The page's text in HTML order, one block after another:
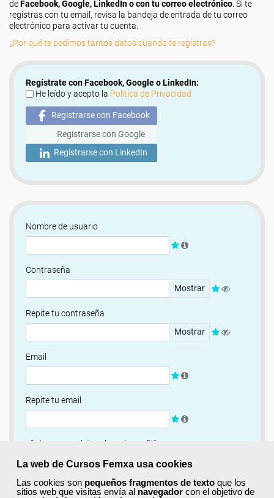
La web de Cursos Femxa usa cookies
Las cookies son pequeños fragmentos de texto que los
sitios web que visitas envía al navegador con el objetivo de
deFacebook, Google, LinkedIn o con tu correo electrónico . Si te
registras con tu email, revisa la bandeja de entrada de tu correo
electrónico para activar tu cuenta.
¿Por qué te pedimos tantos datos cuando te registras?
Regístrate con Facebook, Google o LinkedIn:
He leído y acepto la Política de Privacidad
Registrarse con Facebook
Registrarse con Google
Registrarse con LinkedIn
Nombre de usuario
Contraseña
Mostrar
Repite tu contraseña
Mostrar
Email
Repite tu email
¿Quieres completar ahora tu perfil?
Si
No, completaré mi perfil más adelante
Newsletter